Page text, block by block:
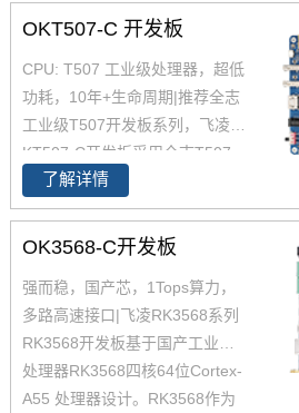
OKT507-C 开发板
CPU: T507 工业级处理器，超低
功耗，10年+生命周期|推荐全志
工业级T507开发板系列，飞凌O
KT507-C开发板采用全志T507
四核工业级处理器 T507设计开
发，Cortex-A53架构，工业级宽
温，性能强，低功耗，是一款高
的开发设计资料，提供产品规格
书，软硬件手册等，全志的T507
适用于车载电子、电力、医疗、
工业控制、物联网、智能终端等
领域。
了解详情
OK3568-C开发板
强而稳，国产芯，1Tops算力，
多路高速接口|飞凌RK3568系列
RK3568开发板基于国产工业级AI
处理器RK3568四核64位Cortex-
A55 处理器设计。RK3568作为